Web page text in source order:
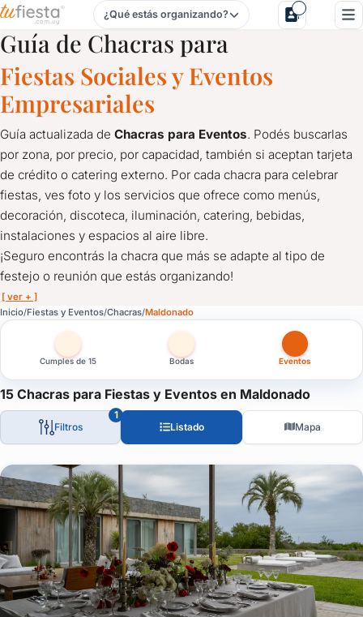
Chacras para Fiestas y Eventos en Maldonado
¿Qué estás organizando?
Guía de Chacras para
Fiestas Sociales y Eventos
Empresariales
Guía actualizada de Chacras para Eventos. Podés buscarlas
por zona, por precio, por capacidad, también si aceptan tarjeta
de crédito o catering externo. Por cada chacra para celebrar
fiestas, ves foto y los servicios que ofrece como menús,
decoración, discoteca, iluminación, catering, bebidas,
instalaciones y espacios al aire libre.
¡Seguro encontrás la chacra que más se adapte al tipo de
festejo o reunión que estás organizando!
[ ver + ]
Inicio Fiestas y Eventos Chacras Maldonado
Cumples de 15 Bodas Eventos
15 Chacras para Fiestas y Eventos en Maldonado
Filtros
1
Listado
Mapa
Chacras para Fiestas y Eventos en Maldonado
Guía actualizada de
Chacras para Eventos
. Podés buscarlas
¡Seguro encontrás la chacra que más se adapte al tipo de
Chacras para Eventos Corporativos y Sociales en Montevideo:
Descubrí nuestra selección curada de chacras y espacios
Esta guía te permite encontrar el escenario perfecto para
Cada lugar destaca por su versatilidad: desde salones con
Muchas de los lugares ofrecen servicios de gestión integral,
¿Buscás una chacra que se adapte a tus necesidades y
Navegá nuestra guía, compará capacidades, mirá el mapa
Empezá hoy mismo a diseñar una experiencia a la altura de tus